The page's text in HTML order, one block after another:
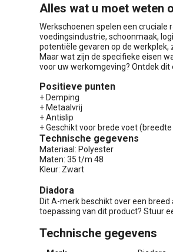
Alles wat u moet weten
Werkschoenen spelen een cruciale
voedingsindustrie, schoonmaak,
potentiële gevaren op de werkplek,
Maar wat zijn de specifieke eisen
voor uw werkomgeving? Ontdek dit
Positieve punten
+ Demping
+ Metaalvrij
+ Antislip
+ Geschikt voor brede voet (breedte
Technische gegevens
Materiaal: Polyester
Maten: 35 t/m 48
Kleur: Zwart
Diadora
Dit A-merk beschikt over een
toepassing van dit product? Stuur
Technische gegevens